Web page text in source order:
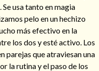
usa tanto en magia
pelo en un hechizo
más efectivo en la
los dos y esté activo. Los
parejas que atraviesan una
la rutina y el paso de los